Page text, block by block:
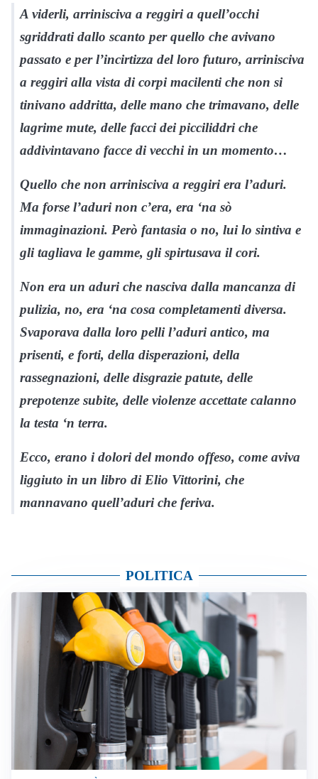
A viderli, arrinisciva a reggiri a quell’occhi
sgriddrati dallo scanto per quello che avivano
passato e per l’incirtizza del loro futuro, arrinisciva
a reggiri alla vista di corpi macilenti che non si
tinivano addritta, delle mano che trimavano, delle
lagrime mute, delle facci dei picciliddri che
addivintavano facce di vecchi in un momento…
Quello che non arrinisciva a reggiri era l’aduri.
Ma forse l’aduri non c’era, era ‘na sò
immaginazioni. Però fantasia o no, lui lo sintiva e
gli tagliava le gamme, gli spirtusava il cori.
Non era un aduri che nasciva dalla mancanza di
pulizia, no, era ‘na cosa completamenti diversa.
Svaporava dalla loro pelli l’aduri antico, ma
prisenti, e forti, della disperazioni, della
rassegnazioni, delle disgrazie patute, delle
prepotenze subite, delle violenze accettate calanno
la testa ‘n terra.
Ecco, erano i dolori del mondo offeso, come aviva
liggiuto in un libro di Elio Vittorini, che
mannavano quell’aduri che feriva.
POLITICA